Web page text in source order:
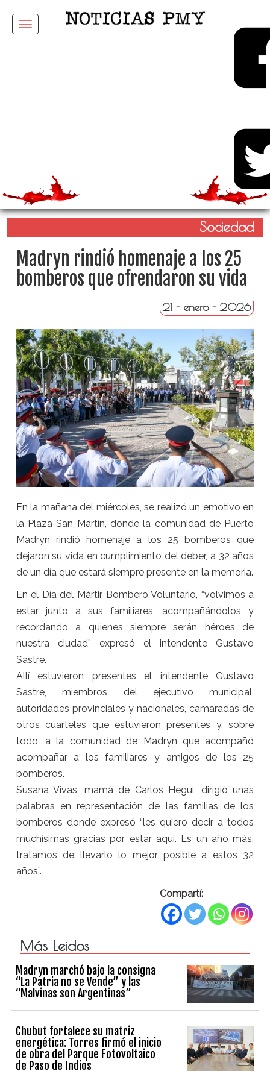
Menu
Sociedad
Madryn rindió homenaje a los 25
bomberos que ofrendaron su vida
21 - enero - 2026
En la mañana del miércoles, se realizó un emotivo en
la Plaza San Martín, donde la comunidad de Puerto
Madryn rindió homenaje a los 25 bomberos que
dejaron su vida en cumplimiento del deber, a 32 años
de un día que estará siempre presente en la memoria.
En el Día del Mártir Bombero Voluntario, “volvimos a
estar junto a sus familiares, acompañándolos y
recordando a quienes siempre serán héroes de
nuestra ciudad” expresó el intendente Gustavo
Sastre.
Allí estuvieron presentes el intendente Gustavo
Sastre, miembros del ejecutivo municipal,
autoridades provinciales y nacionales, camaradas de
otros cuarteles que estuvieron presentes y, sobre
todo, a la comunidad de Madryn que acompañó
acompañar a los familiares y amigos de los 25
bomberos.
Susana Vivas, mamá de Carlos Hegui, dirigió unas
palabras en representación de las familias de los
bomberos donde expresó “les quiero decir a todos
muchísimas gracias por estar aquí. Es un año más,
tratamos de llevarlo lo mejor posible a estos 32
años”.
Compartí:
Más Leidos
Madryn marchó bajo la consigna
“La Patria no se Vende” y las
“Malvinas son Argentinas”
Chubut fortalece su matriz
energética: Torres firmó el inicio
de obra del Parque Fotovoltaico
de Paso de Indios